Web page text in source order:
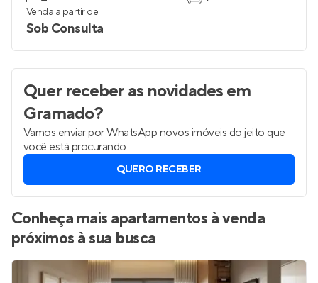
Venda a partir de
Sob Consulta
Quer receber as novidadesem
Gramado?
Vamos enviar por WhatsApp novos imóveis do jeito que
você está procurando.
QUERO RECEBER
Conheça mais apartamentos à venda
próximos à sua busca